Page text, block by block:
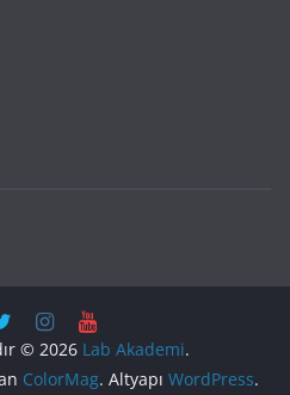
© 2026 Lab Akademi.
ColorMag. Altyapı WordPress.